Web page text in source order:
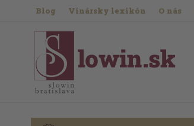
Blog Vinársky lexikón O nás